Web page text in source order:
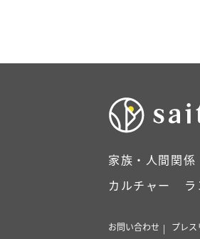
家族・人間関係
カルチャー
お問い合わせ プレス